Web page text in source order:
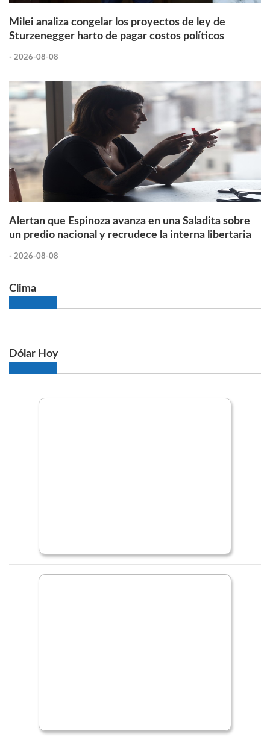
Milei analiza congelar los proyectos de ley de
Sturzenegger harto de pagar costos políticos
- 2026-08-08
Alertan que Espinoza avanza en una Saladita sobre
un predio nacional y recrudece la interna libertaria
- 2026-08-08
Clima
Dólar Hoy